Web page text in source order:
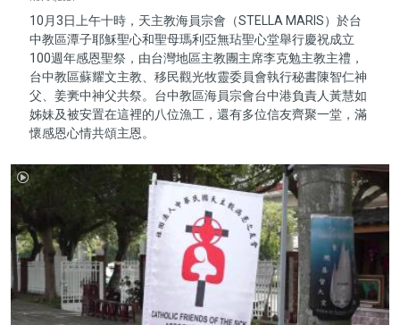
10月3日上午十時，天主教海員宗會（STELLA MARIS）於台
中教區潭子耶穌聖心和聖母瑪利亞無玷聖心堂舉行慶祝成立
100週年感恩聖祭，由台灣地區主教團主席李克勉主教主禮，
台中教區蘇耀文主教、移民觀光牧靈委員會執行秘書陳智仁神
父、姜亴中神父共祭。台中教區海員宗會台中港負責人黃慧如
姊妹及被安置在這裡的八位漁工，還有多位信友齊聚一堂，滿
懷感恩心情共頌主恩。